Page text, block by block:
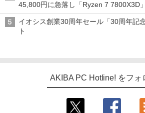
45,800円に急落し「Ryzen 7 7800X3D
前半のCPU価格]
イオシス創業30周年セール「30周年記
ト
AKIBA PC Hotline! をフォ